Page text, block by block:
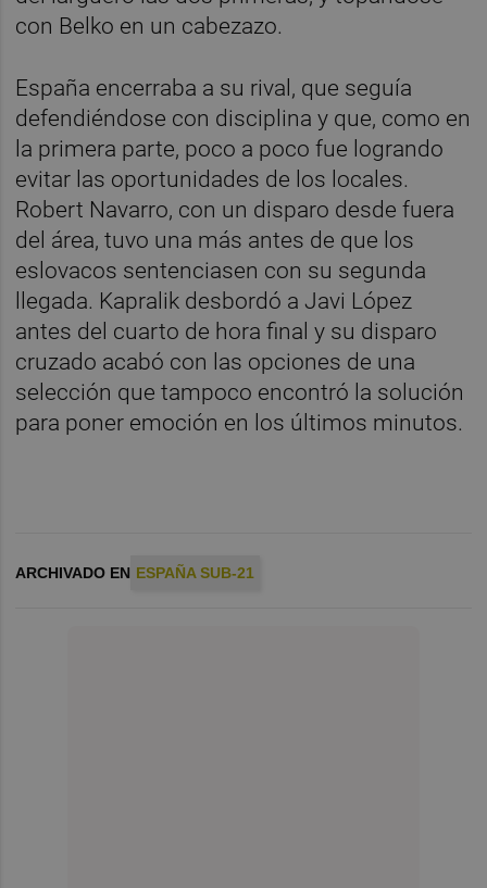
con Belko en un cabezazo.
España encerraba a su rival, que seguía
defendiéndose con disciplina y que, como en
la primera parte, poco a poco fue logrando
evitar las oportunidades de los locales.
Robert Navarro, con un disparo desde fuera
del área, tuvo una más antes de que los
eslovacos sentenciasen con su segunda
llegada. Kapralik desbordó a Javi López
antes del cuarto de hora final y su disparo
cruzado acabó con las opciones de una
selección que tampoco encontró la solución
para poner emoción en los últimos minutos.
ARCHIVADO EN ESPAÑA SUB-21